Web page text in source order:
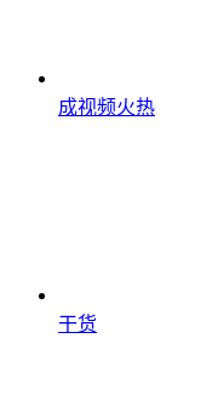
成视频火热
干货